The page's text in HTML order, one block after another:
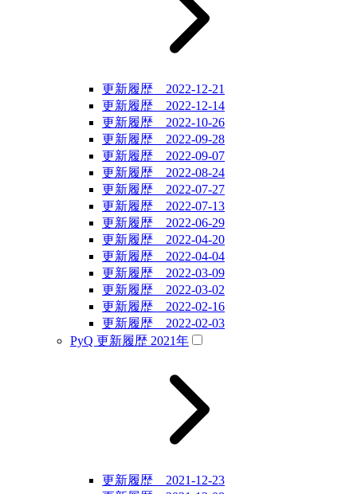
更新履歴 2022-12-21
更新履歴 2022-12-14
更新履歴 2022-10-26
更新履歴 2022-09-28
更新履歴 2022-09-07
更新履歴 2022-08-24
更新履歴 2022-07-27
更新履歴 2022-07-13
更新履歴 2022-06-29
更新履歴 2022-04-20
更新履歴 2022-04-04
更新履歴 2022-03-09
更新履歴 2022-03-02
更新履歴 2022-02-16
更新履歴 2022-02-03
PyQ 更新履歴 2021年
更新履歴 2021-12-23